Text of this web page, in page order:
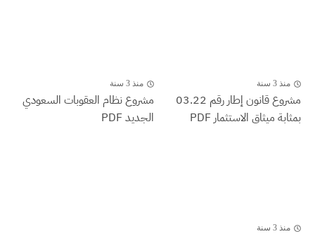
منذ 3 سنة
مشروع قانون إطار رقم 03.22
بمثابة ميثاق الاستثمار PDF
منذ 3 سنة
مشروع نظام العقوبات السعودي
الجديد PDF
منذ 3 سنة